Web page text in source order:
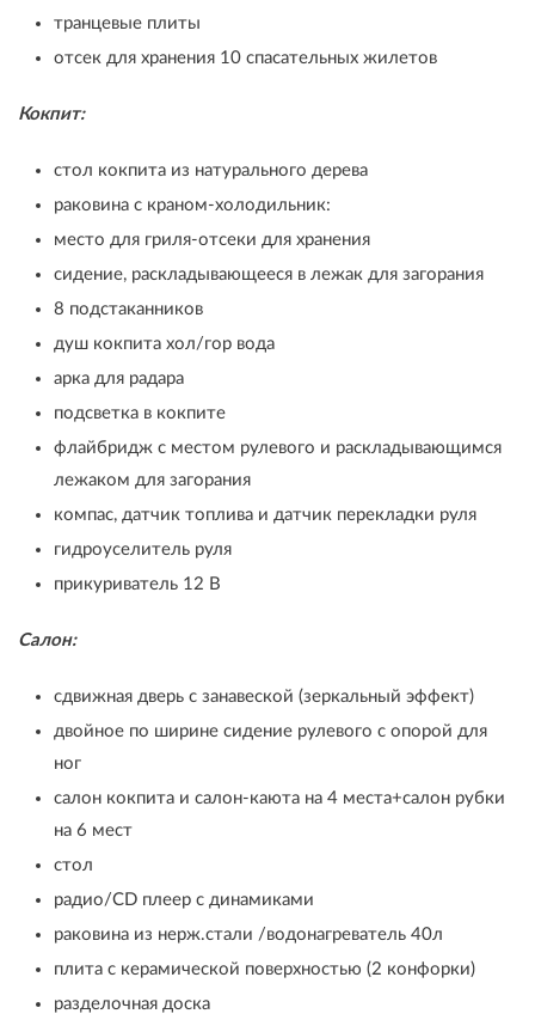
транцевые плиты
отсек для хранения 10 спасательных жилетов
Кокпит:
стол кокпита из натурального дерева
раковина с краном-холодильник:
место для гриля-отсеки для хранения
сидение, раскладывающееся в лежак для загорания
8 подстаканников
душ кокпита хол/гор вода
арка для радара
подсветка в кокпите
флайбридж с местом рулевого и раскладывающимся
лежаком для загорания
компас, датчик топлива и датчик перекладки руля
гидроуселитель руля
прикуриватель 12 В
Салон:
сдвижная дверь с занавеской (зеркальный эффект)
двойное по ширине сидение рулевого с опорой для
ног
салон кокпита и салон-каюта на 4 места+салон рубки
на 6 мест
стол
радио/CD плеер с динамиками
раковина из нерж.стали /водонагреватель 40л
плита с керамической поверхностью (2 конфорки)
разделочная доска